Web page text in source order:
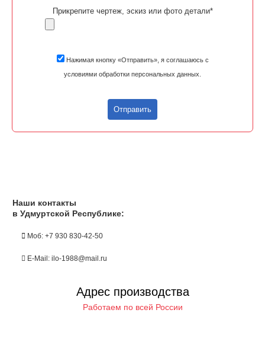
Прикрепите чертеж, эскиз или фото детали*
Нажимая кнопку «Отправить», я соглашаюсь с
условиями обработки персональных данных.
Отправить
Наши контакты
в Удмуртской Республике:
Моб: +7 930 830-42-50
E-Mail: ilo-1988@mail.ru
Адрес производства
Работаем по всей России